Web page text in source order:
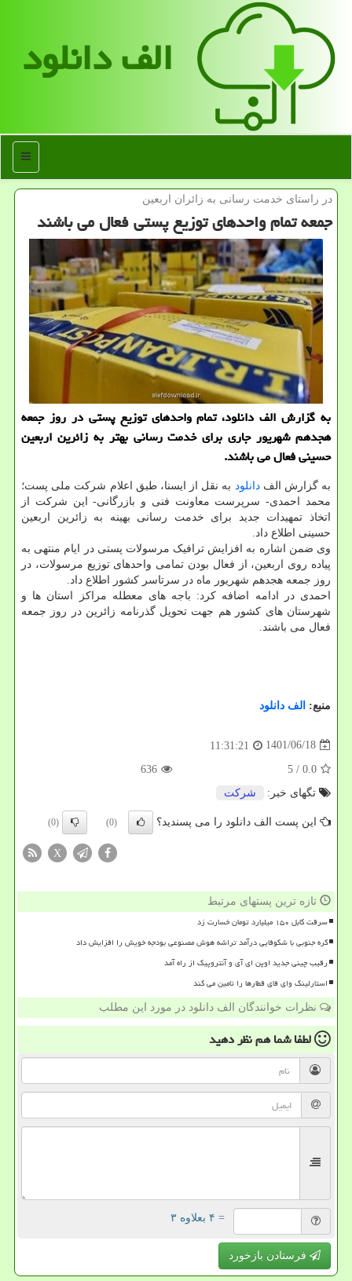
الف دانلود
منو
در راستای خدمت رسانی به زائران اربعین
جمعه تمام واحدهای توزیع پستی فعال می باشند
به گزارش الف دانلود، تمام واحدهای توزیع پستی در روز جمعه
هجدهم شهریور جاری برای خدمت رسانی بهتر به زائرین اربعین
حسینی فعال می باشند.
به گزارش الفدانلود به نقل از ایسنا، طبق اعلام شرکت ملی پست؛
محمد احمدی- سرپرست معاونت فنی و بازرگانی- این شرکت از
اتخاذ تمهیدات جدید برای خدمت رسانی بهینه به زائرین اربعین
حسینی اطلاع داد.
وی ضمن اشاره به افزایش ترافیک مرسولات پستی در ایام منتهی به
پیاده روی اربعین، از فعال بودن تمامی واحدهای توزیع مرسولات، در
روز جمعه هجدهم شهریور ماه در سرتاسر کشور اطلاع داد.
احمدی در ادامه اضافه کرد: باجه های معطله مراکز استان ها و
شهرستان های کشور هم جهت تحویل گذرنامه زائرین در روز جمعه
فعال می باشند.
منبع: الف دانلود
1401/06/18
11:31:21
0.0
/ 5
636
تگهای خبر:
شركت
این پست الف دانلود را می پسندید؟ (0)
(0)
X
تازه ترین پستهای مرتبط
سرقت کابل ۱۵۰ میلیارد تومان خسارت زد
کره جنوبی با شکوفایی درآمد تراشه هوش مصنوعی بودجه خویش را افزایش داد
رقیب چینی جدید اوپن ای آی و آنتروپیک از راه آمد
استارلینک وای فای قطارها را تامین می کند
نظرات خوانندگان الف دانلود در مورد این مطلب
لطفا شما همنظر دهید
= ۴ بعلاوه ۳
فرستادن بازخورد